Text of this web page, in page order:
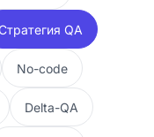
Стратегия QA
No-code
Delta-QA